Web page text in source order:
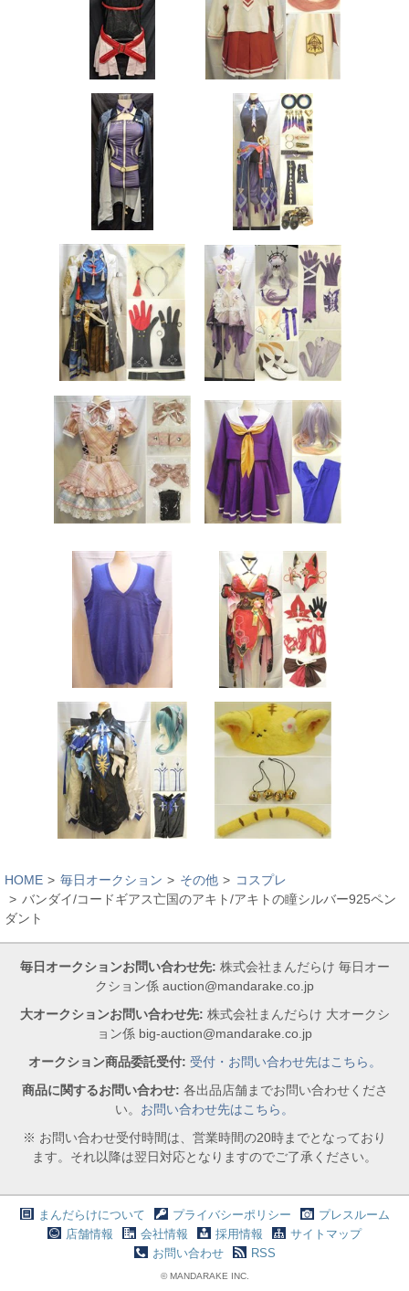
HOME 毎日オークション その他
コスプレ
バンダイ/コードギアス亡国のアキト/アキトの瞳シルバー925ペン
ダント
毎日オークションお問い合わせ先: 株式会社まんだらけ 毎日オー
クション係 auction@mandarake.co.jp
大オークションお問い合わせ先: 株式会社まんだらけ 大オークシ
ョン係 big-auction@mandarake.co.jp
オークション商品委託受付: 受付・お問い合わせ先はこちら。
商品に関するお問い合わせ: 各出品店舗までお問い合わせくださ
い。 お問い合わせ先はこちら。
※ お問い合わせ受付時間は、営業時間の20時までとなっており
ます。それ以降は翌日対応となりますのでご了承ください。
まんだらけについて プライバシーポリシー
プレスルーム
店舗情報
会社情報 採用情報
サイトマップ
お問い合わせ
RSS
© MANDARAKE INC.